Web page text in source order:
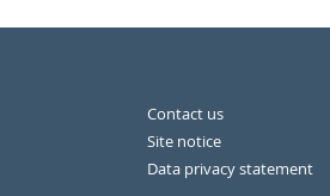
Contact us
Site notice
Data privacy statement